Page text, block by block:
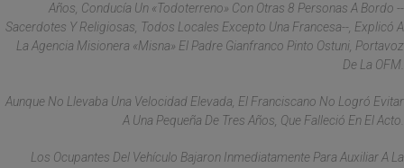
Años, Conducía Un «todoterreno» Con Otras 8 Personas A Bordo --
Sacerdotes Y Religiosas, Todos Locales Excepto Una Francesa--, Explicó A
La Agencia Misionera «Misna» El Padre Gianfranco Pinto Ostuni, Portavoz
De La OFM.
Aunque No Llevaba Una Velocidad Elevada, El Franciscano No Logró Evitar
A Una Pequeña De Tres Años, Que Falleció En El Acto.
Los Ocupantes Del Vehículo Bajaron Inmediatamente Para Auxiliar A La